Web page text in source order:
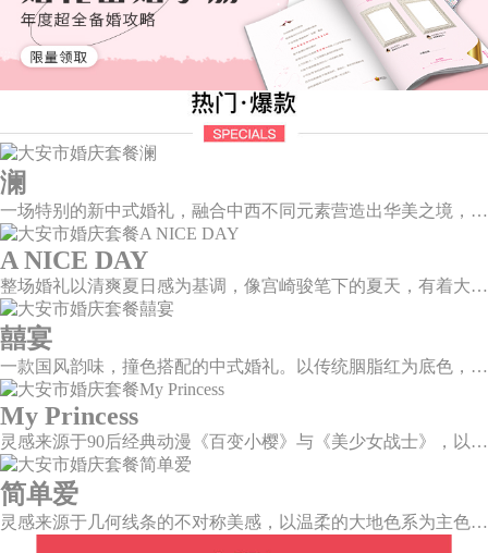
澜
一场特别的新中式婚礼，融合中西不同元素营造出华美之境，有庄严浪漫的西式证婚，也有含蓄深情的中式感恩，从古典到现代，从前世到今生，爱，隽永铭刻。
A NICE DAY
整场婚礼以清爽夏日感为基调，像宫崎骏笔下的夏天，有着大朵大朵像棉花糖似的白云，有蔚蓝蔚蓝的天空和青绿青绿的草地，有着童话世界里干净纯洁的美好，有着日系画风下的治愈感。
囍宴
一款国风韵味，撞色搭配的中式婚礼。以传统胭脂红为底色，黛蓝色花鸟点缀其中，热情的红色和低调的古风书画色相辅相成。
My Princess
灵感来源于90后经典动漫《百变小樱》与《美少女战士》，以柔美梦幻的马卡龙色系为主色调，融合精灵萌宠与星星魔法阵等元素，为遗落凡间的公主搭建一个召唤王子的舞台。
简单爱
灵感来源于几何线条的不对称美感，以温柔的大地色系为主色调，空间上，利用几何线条进行完美切割，配以柔和色系的花艺点缀，构造了一个温馨柔和、清新复古的空间。